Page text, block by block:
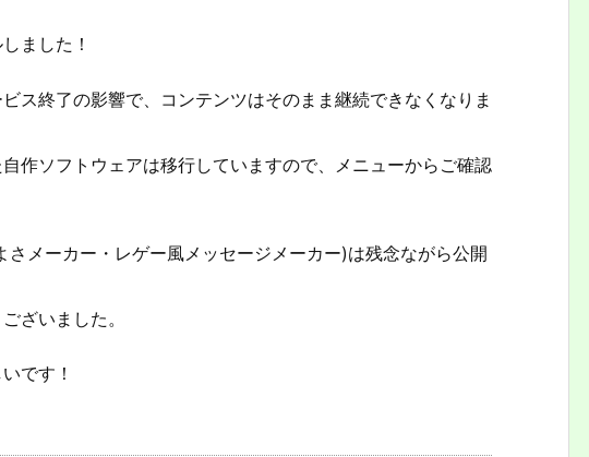
ました！
ス終了の影響で、コンテンツはそのまま継続できなくなりま
作ソフトウェアは移行していますので、メニューからご確認
メーカー・レゲー風メッセージメーカー)は残念ながら公開
ざいました。
です！